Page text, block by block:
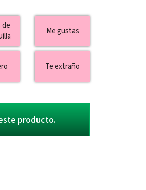
de
Me gustas
Te extraño
producto.